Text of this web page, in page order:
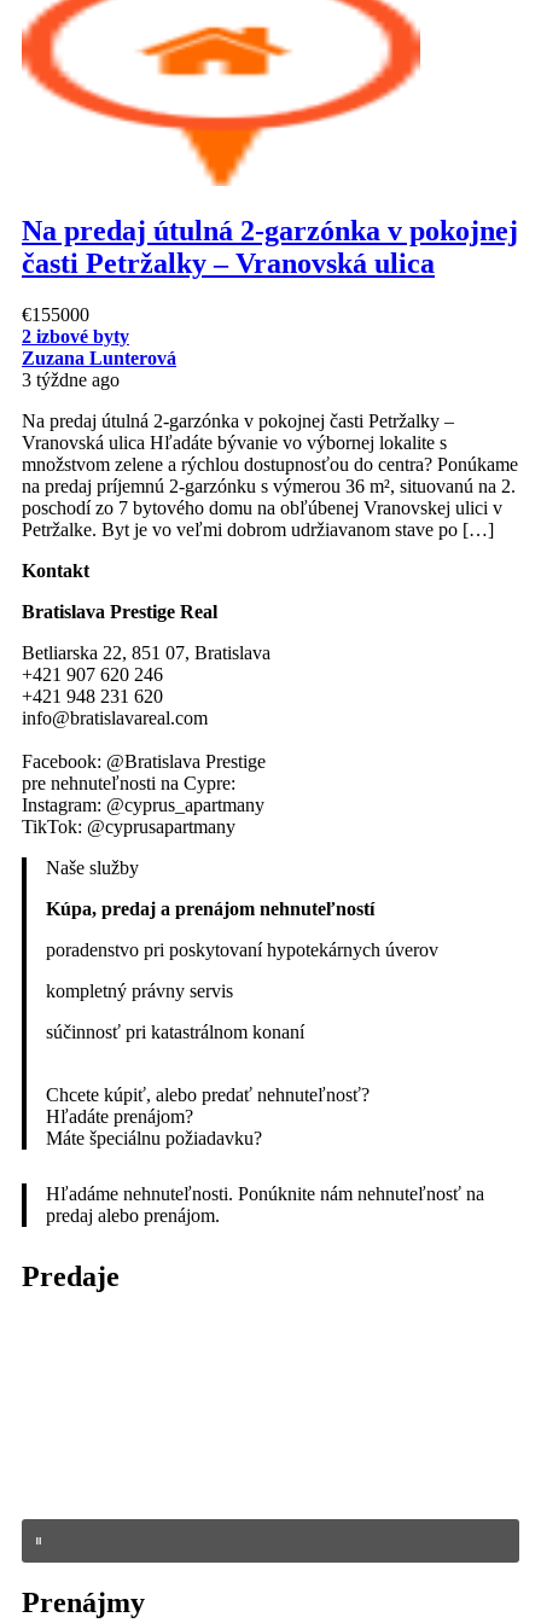
Na predaj útulná 2-garzónka v pokojnej
časti Petržalky – Vranovská ulica
€155000
2 izbové byty
Zuzana Lunterová
3 týždne ago
Na predaj útulná 2-garzónka v pokojnej časti Petržalky –
Vranovská ulica Hľadáte bývanie vo výbornej lokalite s
množstvom zelene a rýchlou dostupnosťou do centra? Ponúkame
na predaj príjemnú 2-garzónku s výmerou 36 m², situovanú na 2.
poschodí zo 7 bytového domu na obľúbenej Vranovskej ulici v
Petržalke. Byt je vo veľmi dobrom udržiavanom stave po […]
Kontakt
Bratislava Prestige Real
Betliarska 22, 851 07, Bratislava
+421 907 620 246
+421 948 231 620
info@bratislavareal.com
Facebook: @Bratislava Prestige
pre nehnuteľnosti na Cypre:
Instagram: @cyprus_apartmany
TikTok: @cyprusapartmany
Naše služby
Kúpa, predaj a prenájom nehnuteľností
poradenstvo pri poskytovaní hypotekárnych úverov
kompletný právny servis
súčinnosť pri katastrálnom konaní
Chcete kúpiť, alebo predať nehnuteľnosť?
Hľadáte prenájom?
Máte špeciálnu požiadavku?
Hľadáme nehnuteľnosti. Ponúknite nám nehnuteľnosť na
predaj alebo prenájom.
Predaje
Prenájmy